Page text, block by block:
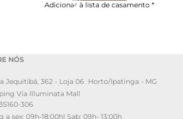
Adicionar à lista de casamento *
NÓS
Jequitibá, 362 - Loja 06 Horto/Ipatinga - MG
Via Illuminata Mall
306
a sex: 09h-18:00h| Sab: 09h- 13:00h